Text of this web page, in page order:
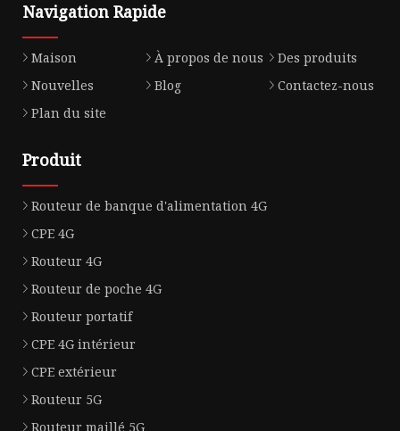
Navigation Rapide
Maison À propos de nous
Des produits
Nouvelles
Blog
Contactez-nous
Plan du site
Produit
Routeur de banque d'alimentation 4G
CPE 4G
Routeur 4G
Routeur de poche 4G
Routeur portatif
CPE 4G intérieur
CPE extérieur
Routeur 5G
Routeur maillé 5G